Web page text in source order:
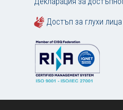
Достъп за глухи лица